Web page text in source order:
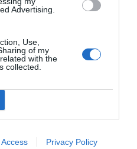
Advertising.
Use,
of my
with the
collected.
Privacy Policy